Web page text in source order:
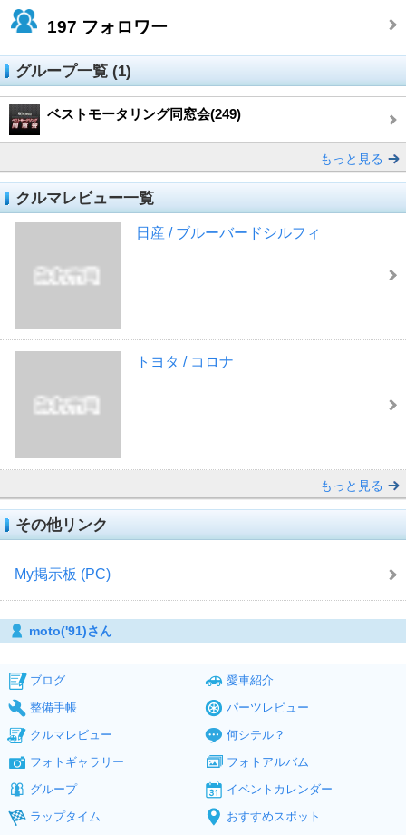
197 フォロワー
グループ一覧 (1)
ベストモータリング同窓会(249)
もっと見る
クルマレビュー一覧
日産 / ブルーバードシルフィ
トヨタ / コロナ
もっと見る
その他リンク
My掲示板 (PC)
moto('91)さん
ブログ
愛車紹介
整備手帳
パーツレビュー
クルマレビュー
何シテル？
フォトギャラリー
フォトアルバム
グループ
イベントカレンダー
ラップタイム
おすすめスポット